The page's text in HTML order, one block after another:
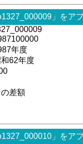
」をア
年度
62年度
差額
」をア